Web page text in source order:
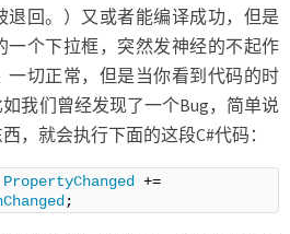
退回。）又或者能编译成功，但是
一个下拉框，突然发神经的不起作
一切正常，但是当你看到代码的时
我们曾经发现了一个Bug，简单说
，就会执行下面的这段C#代码：
PropertyChanged
;